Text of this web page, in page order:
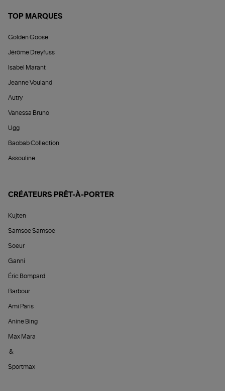
TOP MARQUES
Golden Goose
Jérôme Dreyfuss
Isabel Marant
Jeanne Vouland
Autry
Vanessa Bruno
Ugg
Baobab Collection
Assouline
CRÉATEURS PRÊT-À-PORTER
Kujten
Samsoe Samsoe
Soeur
Ganni
Éric Bompard
Barbour
Ami Paris
Anine Bing
Max Mara
&
Sportmax